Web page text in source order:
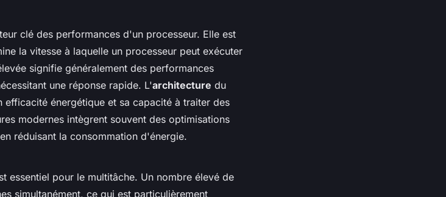
clé des performances d'un processeur. Elle est
la vitesse à laquelle un processeur peut exécuter
signifie généralement des performances
une réponse rapide. L'architecture du
efficacité énergétique et sa capacité à traiter des
modernes intègrent souvent des optimisations
réduisant la consommation d'énergie.
essentiel pour le multitâche. Un nombre élevé de
simultanément, ce qui est particulièrement